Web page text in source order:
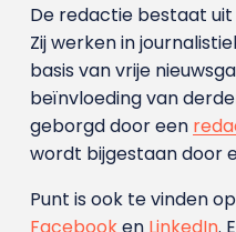
De redactie bestaat
Zij werken in
basis van vrije
beïnvloeding van
geborgd door een
wordt bijgestaan door
Punt is ook te vinden
Facebooken LinkedIn.